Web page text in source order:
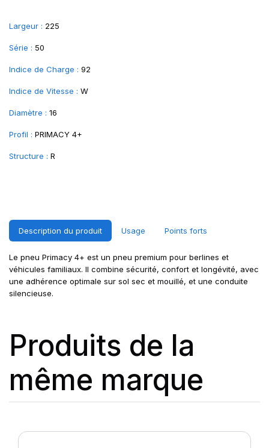
Largeur : 225
Série : 50
Indice de Charge : 92
Indice de Vitesse : W
Diamètre : 16
Profil : PRIMACY 4+
Structure : R
Description du produit Usage Points forts
Le pneu Primacy 4+ est un pneu premium pour berlines et
véhicules familiaux. Il combine sécurité, confort et longévité, avec
une adhérence optimale sur sol sec et mouillé, et une conduite
silencieuse.
Produits de la
même marque